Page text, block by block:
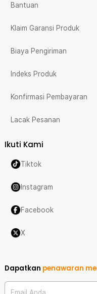
Bantuan
Klaim Garansi Produk
Biaya Pengiriman
Indeks Produk
Konfirmasi Pembayaran
Lacak Pesanan
Ikuti Kami
Tiktok
Instagram
Facebook
X
Dapatkan penawaran
Email Anda